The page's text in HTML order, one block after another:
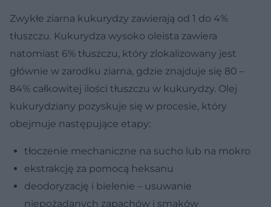
Zwykłe ziarna kukurydzy zawierają od 1 do 4%
tłuszczu. Kukurydza wysoko oleista zawiera
natomiast 6% tłuszczu, który zlokalizowany jest
głównie w zarodku ziarna, gdzie znajduje się 80 –
84% całkowitej ilości tłuszczu w kukurydzy. Olej
kukurydziany pozyskuje się w procesie, który
obejmuje następujące etapy:
tłoczenie mechaniczne na sucho lub na mokro
ekstrakcję za pomocą heksanu
deodoryzację i bielenie – usuwanie
niepożądanych zapachów i smaków